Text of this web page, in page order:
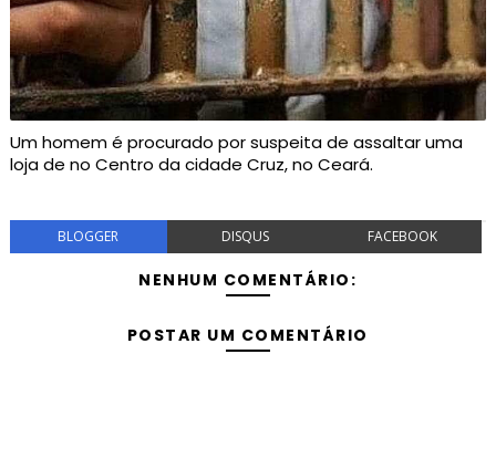
Um homem é procurado por suspeita de assaltar uma
loja de no Centro da cidade Cruz, no Ceará.
BLOGGER DISQUS FACEBOOK
NENHUM COMENTÁRIO:
POSTAR UM COMENTÁRIO